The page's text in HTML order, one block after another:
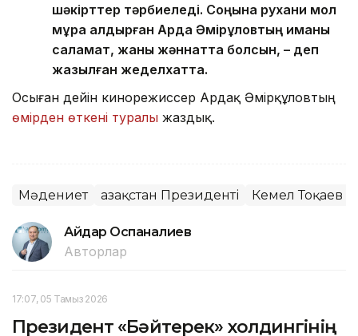
шәкірттер тәрбиеледі. Соңына рухани мол
мұра қалдырған Ардақ Әмірқұловтың иманы
саламат, жаны жәннатта болсын, – деп
жазылған жеделхатта.
Осыған дейін кинорежиссер Ардақ Әмірқұловтың
өмірден өткені туралы жаздық.
Мәдениет Қазақстан Президенті Кемел Тоқаев
Айдар Оспаналиев
Авторлар
17:07, 05 Тамыз 2026
Президент «Бәйтерек» холдингінің